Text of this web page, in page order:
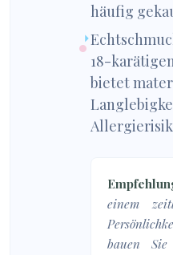
häufig
18-
bietet
einem
bauen Sie